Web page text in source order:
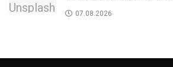
07.08.2026